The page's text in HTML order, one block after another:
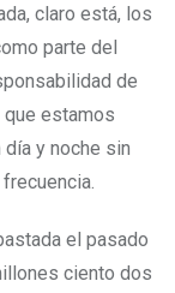
claro está, los
parte del
de
estamos
día y noche sin
el pasado
ciento dos